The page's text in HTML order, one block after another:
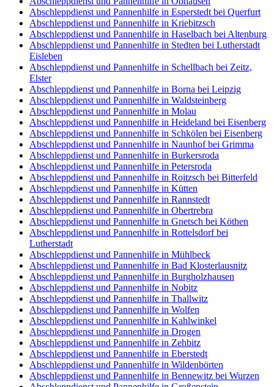
Abschleppdienst und Pannenhilfe in Esperstedt bei Querfurt
Abschleppdienst und Pannenhilfe in Kriebitzsch
Abschleppdienst und Pannenhilfe in Haselbach bei Altenburg
Abschleppdienst und Pannenhilfe in Stedten bei Lutherstadt
Eisleben
Abschleppdienst und Pannenhilfe in Schellbach bei Zeitz,
Elster
Abschleppdienst und Pannenhilfe in Borna bei Leipzig
Abschleppdienst und Pannenhilfe in Waldsteinberg
Abschleppdienst und Pannenhilfe in Molau
Abschleppdienst und Pannenhilfe in Heideland bei Eisenberg
Abschleppdienst und Pannenhilfe in Schkölen bei Eisenberg
Abschleppdienst und Pannenhilfe in Naunhof bei Grimma
Abschleppdienst und Pannenhilfe in Burkersroda
Abschleppdienst und Pannenhilfe in Petersroda
Abschleppdienst und Pannenhilfe in Roitzsch bei Bitterfeld
Abschleppdienst und Pannenhilfe in Kütten
Abschleppdienst und Pannenhilfe in Rannstedt
Abschleppdienst und Pannenhilfe in Obertrebra
Abschleppdienst und Pannenhilfe in Gnetsch bei Köthen
Abschleppdienst und Pannenhilfe in Rottelsdorf bei
Lutherstadt
Abschleppdienst und Pannenhilfe in Mühlbeck
Abschleppdienst und Pannenhilfe in Bad Klosterlausnitz
Abschleppdienst und Pannenhilfe in Burgholzhausen
Abschleppdienst und Pannenhilfe in Nobitz
Abschleppdienst und Pannenhilfe in Thallwitz
Abschleppdienst und Pannenhilfe in Wolfen
Abschleppdienst und Pannenhilfe in Kahlwinkel
Abschleppdienst und Pannenhilfe in Drogen
Abschleppdienst und Pannenhilfe in Zehbitz
Abschleppdienst und Pannenhilfe in Eberstedt
Abschleppdienst und Pannenhilfe in Wildenbörten
Abschleppdienst und Pannenhilfe in Bennewitz bei Wurzen